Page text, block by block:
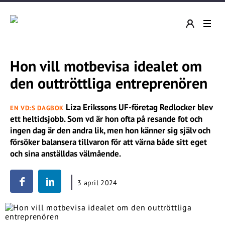
Hon vill motbevisa idealet om
den outtröttliga entreprenören
EN VD:S DAGBOK Liza Erikssons UF-företag Redlocker blev
ett heltidsjobb. Som vd är hon ofta på resande fot och
ingen dag är den andra lik, men hon känner sig själv och
försöker balansera tillvaron för att värna både sitt eget
och sina anställdas välmående.
3 april 2024